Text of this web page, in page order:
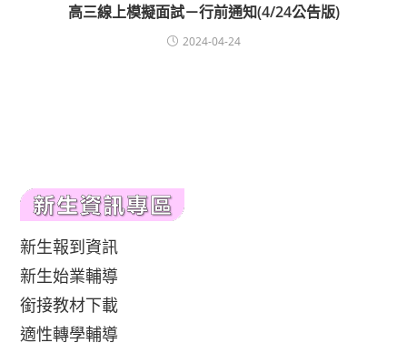
高三線上模擬面試－行前通知(4/24公告版)
2024-04-24
新生報到資訊
新生始業輔導
銜接教材下載
適性轉學輔導